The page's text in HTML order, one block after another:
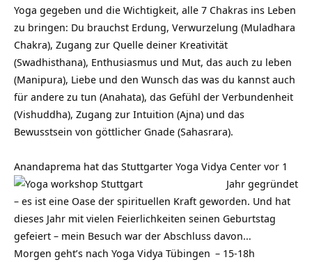
Yoga gegeben und die Wichtigkeit, alle 7 Chakras ins Leben
zu bringen: Du brauchst Erdung, Verwurzelung (Muladhara
Chakra), Zugang zur Quelle deiner Kreativität
(Swadhisthana), Enthusiasmus und Mut, das auch zu leben
(Manipura), Liebe und den Wunsch das was du kannst auch
für andere zu tun (Anahata), das Gefühl der Verbundenheit
(Vishuddha), Zugang zur Intuition (Ajna) und das
Bewusstsein von göttlicher Gnade (Sahasrara).
Anandaprema hat das Stuttgarter Yoga Vidya Center vor 1
Jahr gegründet
– es ist eine Oase der spirituellen Kraft geworden. Und hat
dieses Jahr mit vielen Feierlichkeiten seinen Geburtstag
gefeiert – mein Besuch war der Abschluss davon…
Morgen geht’s nach Yoga Vidya Tübingen – 15-18h